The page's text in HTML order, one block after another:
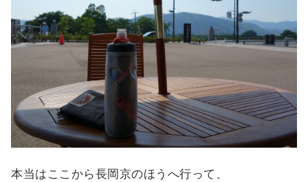
本当はここから長岡京のほうへ行って、